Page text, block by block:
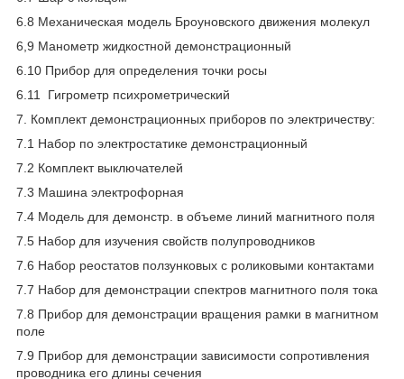
6.8 Механическая модель Броуновского движения молекул
6,9 Манометр жидкостной демонстрационный
6.10 Прибор для определения точки росы
6.11 Гигрометр психрометрический
7. Комплект демонстрационных приборов по электричеству:
7.1 Набор по электростатике демонстрационный
7.2 Комплект выключателей
7.3 Машина электрофорная
7.4 Модель для демонстр. в объеме линий магнитного поля
7.5 Набор для изучения свойств полупроводников
7.6 Набор реостатов ползунковых с роликовыми контактами
7.7 Набор для демонстрации спектров магнитного поля тока
7.8 Прибор для демонстрации вращения рамки в магнитном
поле
7.9 Прибор для демонстрации зависимости сопротивления
проводника его длины сечения